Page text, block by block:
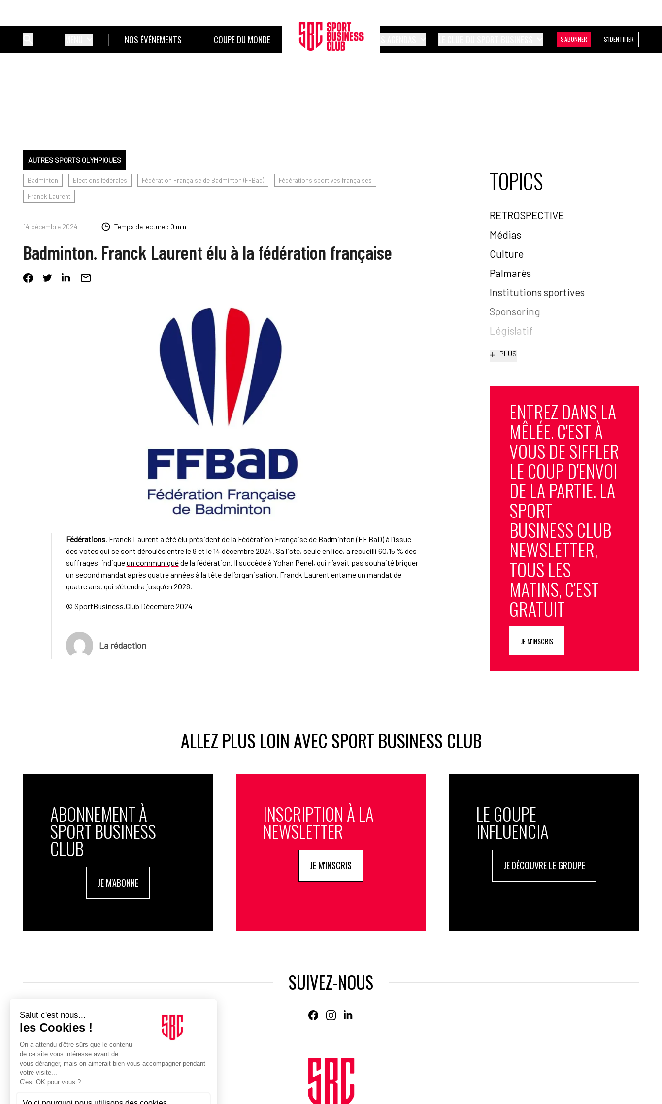
NOS ÉVÉNEMENTS COUPE DU MONDE S'ABONNER S'IDENTIFIER
AUTRES SPORTS OLYMPIQUES
Badminton Elections fédérales Fédération Française de Badminton (FFBad)
Fédérations sportives françaises
Franck Laurent
14 décembre 2024 Temps de lecture : 0 min
Badminton. Franck Laurent élu à la fédération française
Fédérations. Franck Laurent a été élu président de la Fédération Française de Badminton (FF BaD) à l’issue
des votes qui se sont déroulés entre le 9 et le 14 décembre 2024. Sa liste, seule en lice, a recueilli 60,15 % des
suffrages, indiqueun communiquéde la fédération. Il succède à Yohan Penel, qui n’avait pas souhaité briguer
un second mandat après quatre années à la tête de l’organisation. Franck Laurent entame un mandat de
quatre ans, qui s’étendra jusqu’en 2028.
© SportBusiness.Club Décembre 2024
La rédaction
TOPICS
RETROSPECTIVE
Médias
Culture
Palmarès
Institutions sportives
Sponsoring
Législatif
+ PLUS
ENTREZ DANS LA
MÊLÉE. C'EST À
VOUS DE SIFFLER
LE COUP D'ENVOI
DE LA PARTIE. LA
SPORT
BUSINESS CLUB
NEWSLETTER,
TOUS LES
MATINS, C'EST
GRATUIT
JE M'INSCRIS
ALLEZ PLUS LOIN AVEC SPORT BUSINESS CLUB
ABONNEMENT À
SPORT BUSINESS
CLUB
JE M'ABONNE
INSCRIPTION À LA
NEWSLETTER
JE M'INSCRIS
LE GOUPE
INFLUENCIA
JE DÉCOUVRE LE GROUPE
SUIVEZ-NOUS